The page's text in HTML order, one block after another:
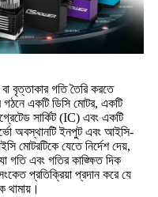
বৃত্তাকার গতি তৈরি করতে
গঠনে একটি ডিসি মোটর, একটি
সার্কিট (IC) এবং একটি
অবস্থানটি ইনপুট এবং আইসি-
মোটরটিকে যেতে নির্দেশ দেয়,
গতি এবং গতির কাঙ্ক্ষিত দিক
প্রতিক্রিয়া প্রদান করে যে
থামায়।